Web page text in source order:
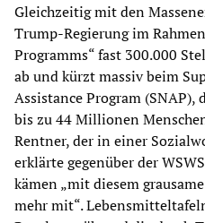
Gleichzeitig mit den
Trump-Regierung im
Programms“ fast 300.000
ab und kürzt massiv beim
Assistance Program
bis zu 44 Millionen
Rentner, der in einer
erklärte gegenüber der
kämen „mit diesem
mehr mit“.